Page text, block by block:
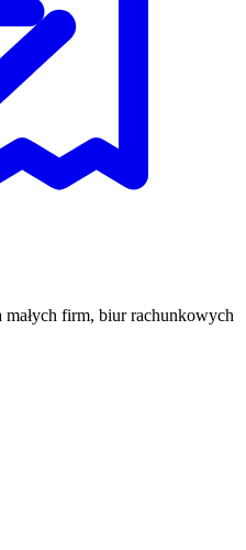
firm, biur rachunkowych